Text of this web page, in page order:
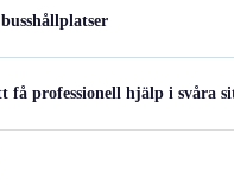
få professionell hjälp i svåra